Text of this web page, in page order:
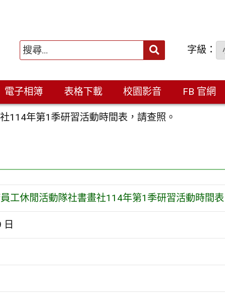
搜
字級：
電子相簿 表格下載 校園影音 FB 官網
114年第1季研習活動時間表，請查照。
工休閒活動隊社書畫社114年第1季研習活動時間表
日